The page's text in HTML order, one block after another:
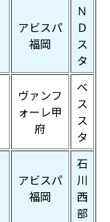
アビスパ
福岡
Ｎ
Ｄ
ス
タ
ヴァンフ
ォーレ甲
府
ベ
ス
ス
タ
アビスパ
福岡
石
川
西
部